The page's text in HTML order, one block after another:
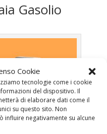
Cookie
tecnologie come i cookie
del dispositivo. Il
di elaborare dati come il
su questo sito. Non
influire negativamente su alcune
Gasolio